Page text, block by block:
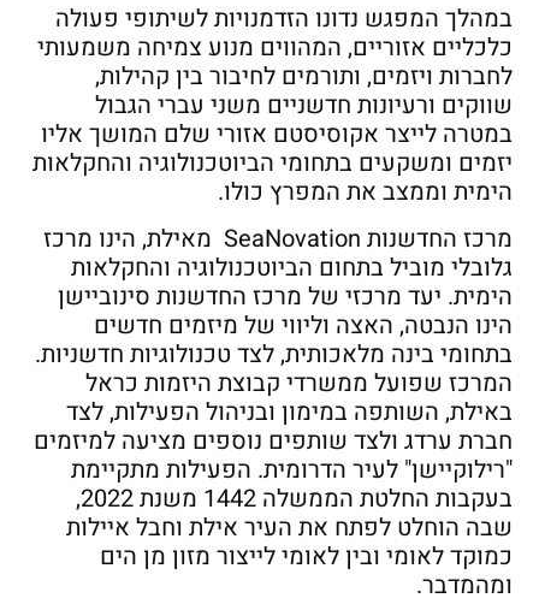
במהלך המפגש נדונו הזדמנויות לשיתופי פעולה
כלכליים אזוריים, המהווים מנוע צמיחה משמעותי
לחברות ויזמים, ותורמים לחיבור בין קהילות,
שווקים ורעיונות חדשניים משני עברי הגבול
במטרה לייצר אקוסיסטם אזורי שלם המושך אליו
יזמים ומשקעים בתחומי הביוטכנולוגיה והחקלאות
הימית וממצב את המפרץ כולו.
מרכז החדשנות SeaNovation מאילת, הינו מרכז
גלובלי מוביל בתחום הביוטכנולוגיה והחקלאות
הימית. יעד מרכזי של מרכז החדשנות סינוביישן
הינו הנבטה, האצה וליווי של מיזמים חדשים
בתחומי בינה מלאכותית, לצד טכנולוגיות חדשניות.
המרכז שפועל ממשרדי קבוצת היזמות כראל
באילת, השותפה במימון ובניהול הפעילות, לצד
חברת ערדג ולצד שותפים נוספים מציעה למיזמים
"רילוקיישן" לעיר הדרומית. הפעילות מתקיימת
בעקבות החלטת הממשלה 1442 משנת 2022,
שבה הוחלט לפתח את העיר אילת וחבל איילות
כמוקד לאומי ובין לאומי לייצור מזון מן הים
ומהמדבר.